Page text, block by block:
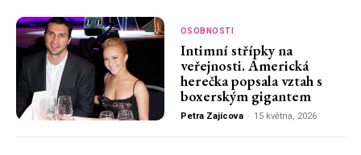
OSOBNOSTI
Intimní střípky na
veřejnosti. Americká
herečka popsala vztah s
boxerským gigantem
Petra Zajícova - 15 května, 2026